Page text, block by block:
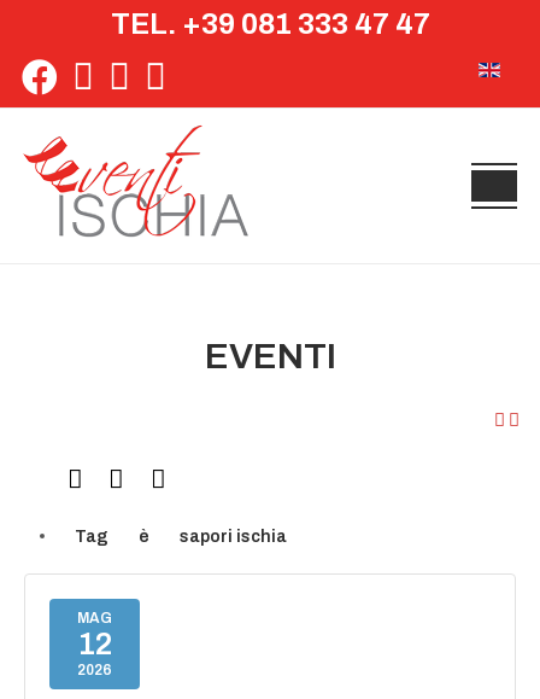
TEL. +39 081 333 47 47
EVENTI
Tag è sapori ischia
MAG
12
2026